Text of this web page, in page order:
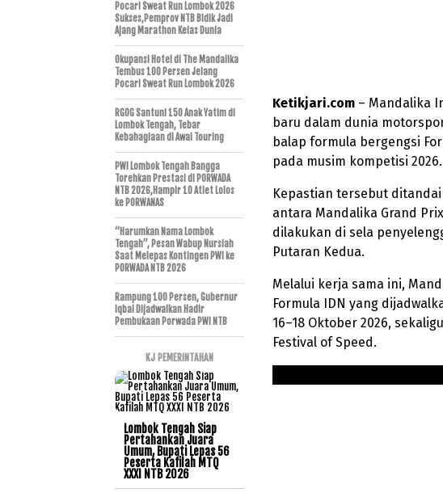
Ketikjari.com – Mandalika
baru dalam dunia
balap formula bergengsi
pada musim kompetisi 2026.
Kepastian tersebut
antara Mandalika Grand
dilakukan di sela
Putaran Kedua.
Melalui kerja sama ini,
Formula IDN yang
16–18 Oktober 2026,
Festival of Speed.
Pocari Sweat Run Lombok 2026
Sukses,Pemprov NTB Bidik Jadi
Ajang Marathon Kelas Dunia
Okupansi Hotel di The Mandalika
Tembus 100 Persen Jelang
Pocari Sweat Run Lombok 2026
RGOG Santuni 150 Anak Yatim di
Lombok Tengah, Tebar
Kebahagiaan di Awal Touring
PWI Lombok Tengah Bangga
Torehkan Prestasi di PORWADA
NTB 2026,Hampir 10 Atlet Lolos
ke PORWANAS
“Harumkan Nama Lombok
Tengah”, Pesan Wabup Nursiah
Saat Melepas Kontingen PWI ke
PORWADA NTB 2026
Rampung 100 Persen, Gubernur
Iqbal Dijadwalkan Hadir
Pembukaan Porwada PWI NTB
KJ PEMERINTAHAN
Lombok Tengah Siap
Pertahankan Juara
Umum, Bupati Lepas 56
Peserta Kafilah MTQ
XXXI NTB 2026